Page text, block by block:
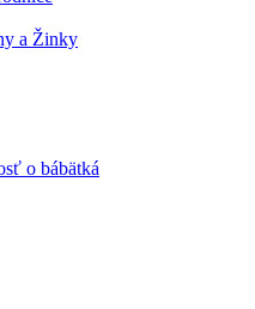
a Žinky
o bábätká